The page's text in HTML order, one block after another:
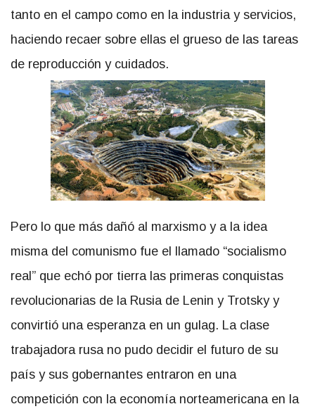
tanto en el campo como en la industria y servicios,
haciendo recaer sobre ellas el grueso de las tareas
de reproducción y cuidados.
Pero lo que más dañó al marxismo y a la idea
misma del comunismo fue el llamado “socialismo
real” que echó por tierra las primeras conquistas
revolucionarias de la Rusia de Lenin y Trotsky y
convirtió una esperanza en un gulag. La clase
trabajadora rusa no pudo decidir el futuro de su
país y sus gobernantes entraron en una
competición con la economía norteamericana en la